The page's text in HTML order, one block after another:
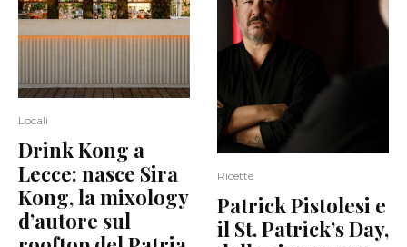
Locali
Drink Kong a
Lecce: nasce Sira
Kong, la mixology
d’autore sul
Ricette
Patrick Pistolesi e
il St. Patrick’s Day,